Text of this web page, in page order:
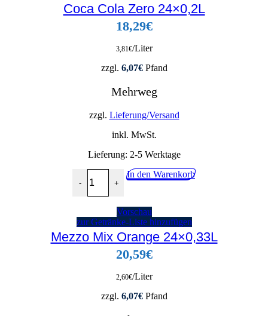
Coca Cola Zero 24×0,2L
18,29€
3,81€/Liter
zzgl. 6,07€Pfand
Mehrweg
zzgl. Lieferung/Versand
inkl. MwSt.
Lieferung: 2-5 Werktage
-
Coca Cola Zero 24x0,2L Menge
+
In den Warenkorb
Vorschau
zur Getränke-Liste hinzufügen
Mezzo Mix Orange 24×0,33L
20,59€
2,60€/Liter
zzgl. 6,07€Pfand